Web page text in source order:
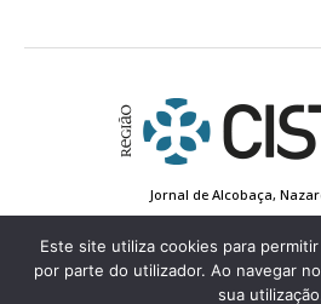
Jornal de Alcobaça,
Estatuto Editorial
Contactos
Conta de Registo
Este site utiliza cookies para
por parte do utilizador. Ao navegar
sua